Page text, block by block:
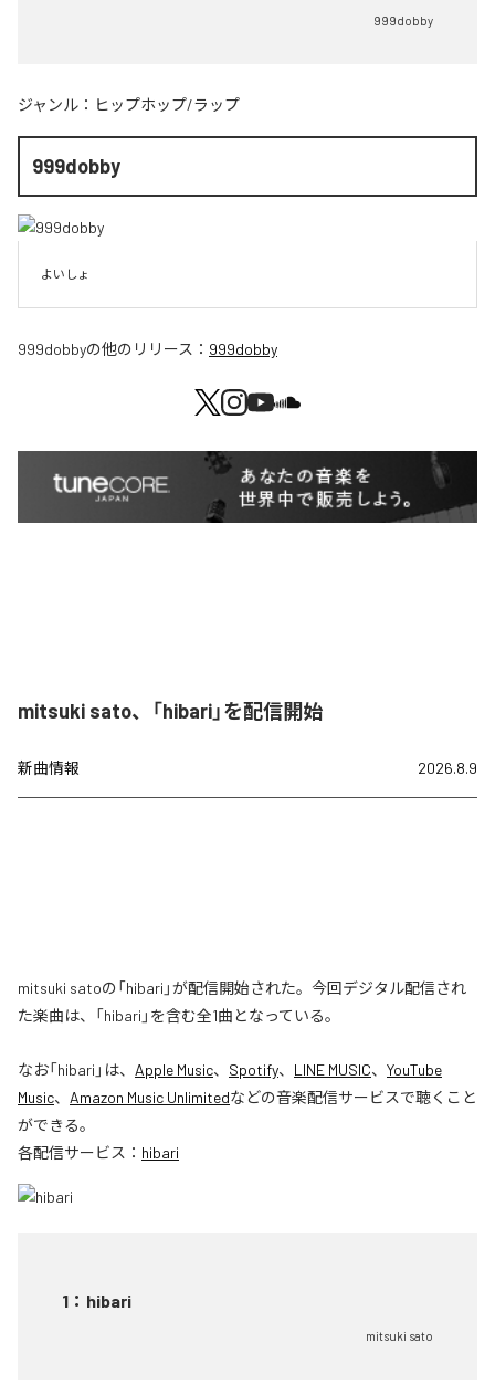
999dobby
ジャンル： ヒップホップ/ラップ
999dobby
よいしょ
999dobbyの他のリリース： 999dobby
mitsuki sato、「hibari」を配信開始
新曲情報 2026.8.9
mitsuki satoの「hibari」が配信開始された。今回デジタル配信され
た楽曲は、「hibari」を含む全1曲となっている。
なお「hibari 」は、 Apple Music、 Spotify、 LINE MUSIC、 YouTube
Music、 Amazon Music Unlimitedなどの音楽配信サービスで聴くこと
ができる。
各配信サービス： hibari
1 ： hibari
mitsuki sato